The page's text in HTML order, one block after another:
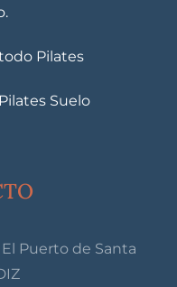
Pilates
Suelo
Puerto de Santa